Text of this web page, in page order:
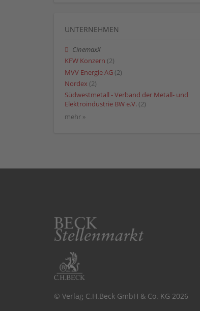
UNTERNEHMEN
CinemaxX
KFW Konzern (2)
MVV Energie AG (2)
Nordex (2)
Südwestmetall - Verband der Metall- und
Elektroindustrie BW e.V. (2)
mehr »
© Verlag C.H.Beck GmbH & Co. KG 2026